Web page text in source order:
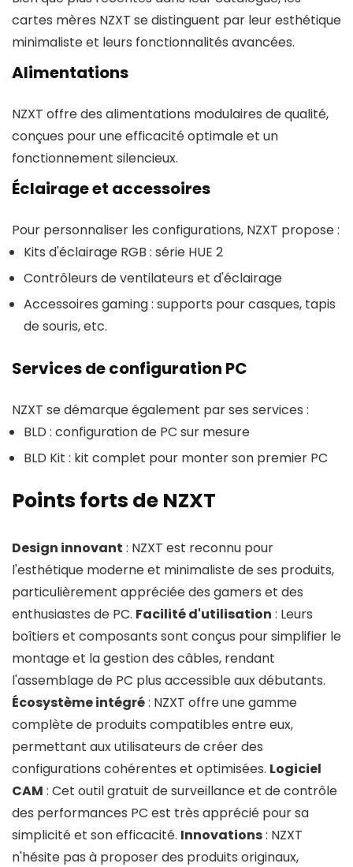
cartes mères NZXT se distinguent par leur esthétique
minimaliste et leurs fonctionnalités avancées.
Alimentations
NZXT offre des alimentations modulaires de qualité,
conçues pour une efficacité optimale et un
fonctionnement silencieux.
Éclairage et accessoires
Pour personnaliser les configurations, NZXT propose :
Kits d'éclairage RGB : série HUE 2
Contrôleurs de ventilateurs et d'éclairage
Accessoires gaming : supports pour casques, tapis
de souris, etc.
Services de configuration PC
NZXT se démarque également par ses services :
BLD : configuration de PC sur mesure
BLD Kit : kit complet pour monter son premier PC
Points forts de NZXT
Design innovant : NZXT est reconnu pour
l'esthétique moderne et minimaliste de ses produits,
particulièrement appréciée des gamers et des
enthusiastes de PC. Facilité d'utilisation : Leurs
boîtiers et composants sont conçus pour simplifier le
montage et la gestion des câbles, rendant
l'assemblage de PC plus accessible aux débutants.
Écosystème intégré: NZXT offre une gamme
complète de produits compatibles entre eux,
permettant aux utilisateurs de créer des
configurations cohérentes et optimisées. Logiciel
CAM : Cet outil gratuit de surveillance et de contrôle
des performances PC est très apprécié pour sa
simplicité et son efficacité. Innovations: NZXT
n'hésite pas à proposer des produits originaux,